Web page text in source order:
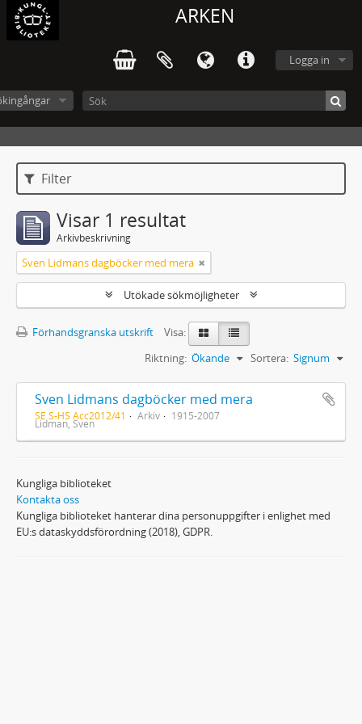
ARKEN
Logga in
Filter
Visar 1 resultat
Arkivbeskrivning
Sven Lidmans dagböcker med mera
Utökade sökmöjligheter
Förhandsgranska utskrift
Visa:
Sortera: Signum
Riktning: Ökande
Sven Lidmans dagböcker med mera
SE S-HS Acc2012/41 Arkiv 1915-2007
Lidman, Sven
Kungliga biblioteket
Kontakta oss
Kungliga biblioteket hanterar dina personuppgifter i enlighet med
EU:s dataskyddsförordning (2018), GDPR.